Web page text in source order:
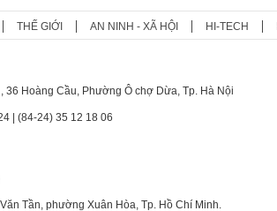
THẾ GIỚI AN NINH - XÃ HỘI HI-TECH
36 Hoàng Cầu, Phường Ô chợ Dừa, Tp. Hà Nội
| (84-24) 35 12 18 06
Tần, phường Xuân Hòa, Tp. Hồ Chí Minh.